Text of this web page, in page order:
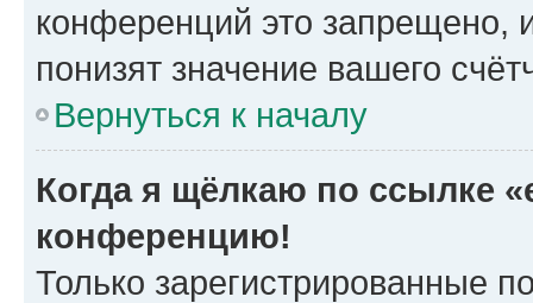
конференций это запрещено,
понизят значение вашего
Вернуться к началу
Когда я щёлкаю по ссылке
конференцию!
Только зарегистрированные